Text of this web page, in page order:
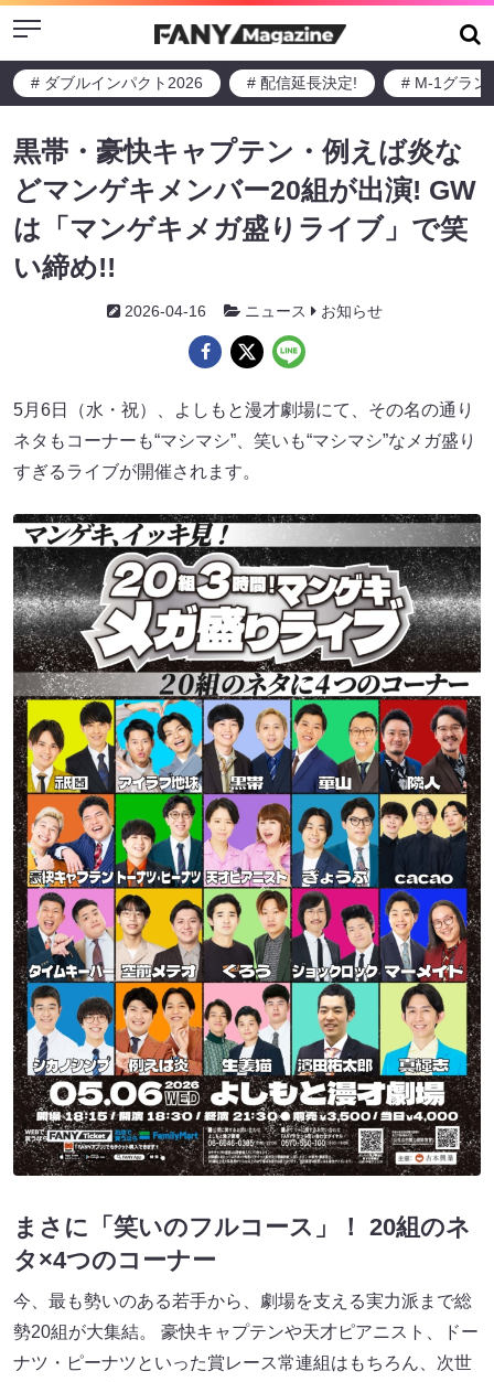
Menu
# ダブルインパクト2026 # 配信延長決定! # M-1グラン
黒帯・豪快キャプテン・例えば炎な
どマンゲキメンバー20組が出演! GW
は「マンゲキメガ盛りライブ」で笑
い締め!!
2026-04-16 ニュース お知らせ
5月6日（水・祝）、よしもと漫才劇場にて、その名の通り
ネタもコーナーも“マシマシ”、笑いも“マシマシ”なメガ盛り
すぎるライブが開催されます。
まさに「笑いのフルコース」！ 20組のネ
タ×4つのコーナー
今、最も勢いのある若手から、劇場を支える実力派まで総
勢20組が大集結。 豪快キャプテンや天才ピアニスト、ドー
ナツ・ピーナツといった賞レース常連組はもちろん、次世